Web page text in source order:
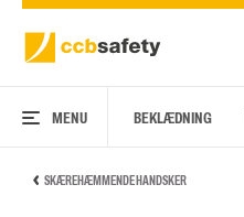
MENU BEKLÆDNING
SKÆREHÆMMENDE HANDSKER